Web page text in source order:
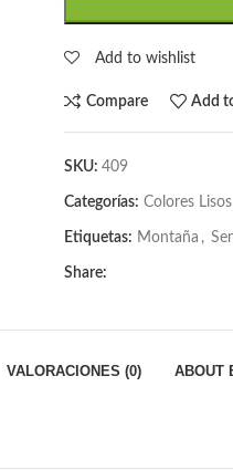
Add to wishlist
Compare Add
SKU: 409
Categorías: Colores Lisos
Etiquetas: Montaña ,
Share:
VALORACIONES (0) ABOUT